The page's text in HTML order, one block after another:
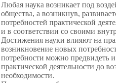
Любая наука возникает под
общества, а возникнув,
потребностей практической
и в соответствии со своими
Достижения науки влияют на
возникновение новых
потребности можно предвидеть и
практической деятельности до
необходимости.